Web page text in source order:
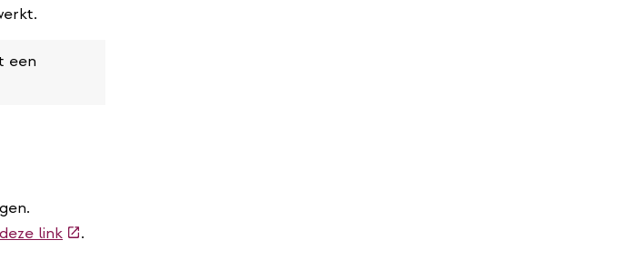
een
deze link(externe
.